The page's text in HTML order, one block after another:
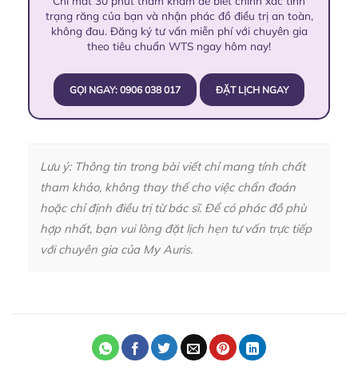
trạng răng của bạn và nhận phác đồ điều trị an toàn,
không đau. Đăng ký tư vấn miễn phí với chuyên gia
theo tiêu chuẩn WTS ngay hôm nay!
GỌI NGAY: 0906 038 017 ĐẶT LỊCH NGAY
Lưu ý: Thông tin trong bài viết chỉ mang tính chất
tham khảo, không thay thế cho việc chẩn đoán
hoặc chỉ định điều trị từ bác sĩ. Để có phác đồ phù
hợp nhất, bạn vui lòng đặt lịch hẹn tư vấn trực tiếp
với chuyên gia của My Auris.